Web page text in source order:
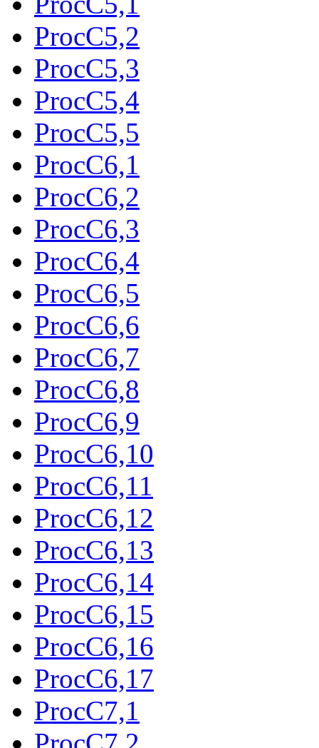
ProcC5,2
ProcC5,3
ProcC5,4
ProcC5,5
ProcC6,1
ProcC6,2
ProcC6,3
ProcC6,4
ProcC6,5
ProcC6,6
ProcC6,7
ProcC6,8
ProcC6,9
ProcC6,10
ProcC6,11
ProcC6,12
ProcC6,13
ProcC6,14
ProcC6,15
ProcC6,16
ProcC6,17
ProcC7,1